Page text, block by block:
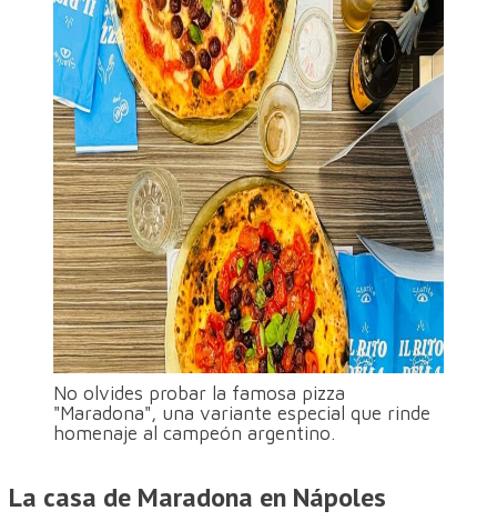
No olvides probar la famosa pizza
"Maradona", una variante especial que rinde
homenaje al campeón argentino.
La casa de Maradona en Nápoles